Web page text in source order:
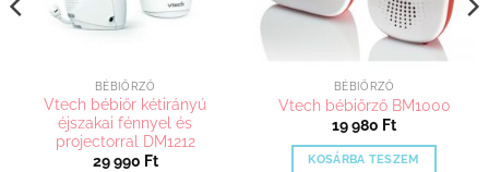
BÉBIÖRZŐ
Vtech bébiőr kétirányú
éjszakai fénnyel és
projectorral DM1212
29 990 Ft
BÉBIÖRZŐ
Vtech bébiőrző BM1000
19 980 Ft
KOSÁRBA TESZEM